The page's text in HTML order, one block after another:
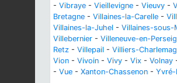
- Vibraye - Vieillevigne - Vieuvy -
Bretagne - Villaines-la-Carelle -
Villaines-la-Juhel - Villaines-sous-
Villebernier - Villeneuve-en-
Retz - Villepail - Villiers-
Vion - Vivoin - Vivy - Vix - Volnay
- Vue - Xanton-Chassenon - Yvré-